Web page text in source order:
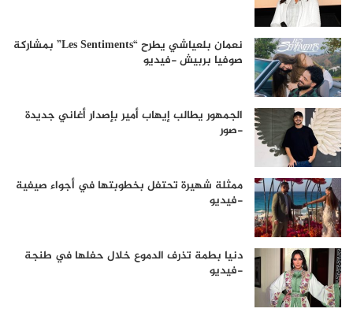
نعمان بلعياشي يطرح “Les Sentiments” بمشاركة
صوفيا بربيش -فيديو
الجمهور يطالب إيهاب أمير بإصدار أغاني جديدة
-صور
ممثلة شهيرة تحتفل بخطوبتها في أجواء صيفية
-فيديو
دنيا بطمة تذرف الدموع خلال حفلها في طنجة
-فيديو